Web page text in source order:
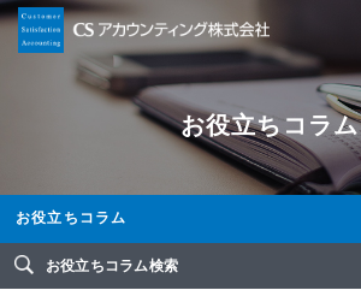
お役立ちコラム
お役立ちコラム
お役立ちコラム検索